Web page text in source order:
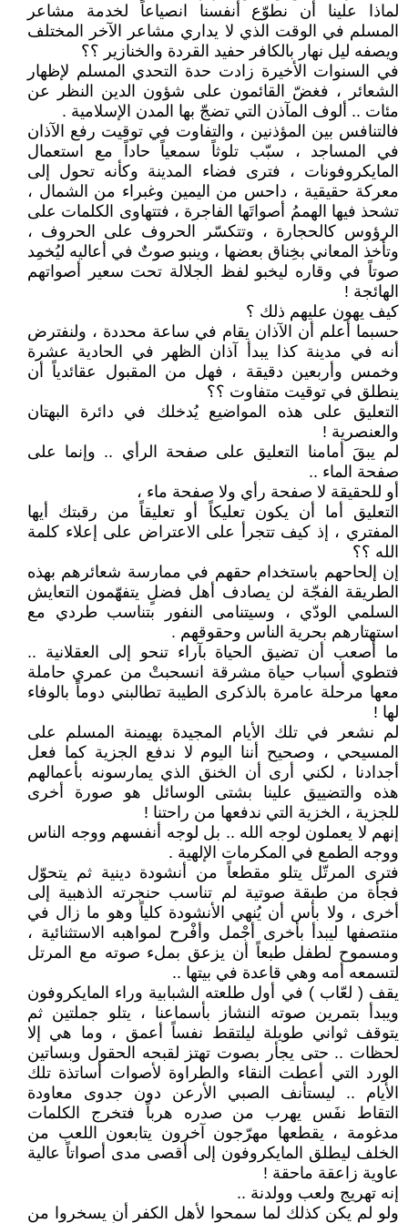
لماذا علينا أن نطوّع أنفسنا انصياعاً لخدمة مشاعر
المسلم في الوقت الذي لا يداري مشاعر الآخر المختلف
ويصفه ليل نهار بالكافر حفيد القردة والخنازير ؟؟
في السنوات الأخيرة زادت حدة التحدي المسلم لإظهار
الشعائر ، فغضّ القائمون على شؤون الدين النظر عن
مئات .. ألوف المآذن التي تضجّ بها المدن الإسلامية .
فالتنافس بين المؤذنين ، والتفاوت في توقيت رفع الآذان
في المساجد ، سبّب تلوثاً سمعياً حاداً مع استعمال
المايكروفونات ، فترى فضاء المدينة وكأنه تحول إلى
معركة حقيقية ، داحس من اليمين وغبراء من الشمال ،
تشحذ فيها الهممُ أصواتَها الفاجرة ، فتتهاوى الكلمات على
الرؤوس كالحجارة ، وتتكسّر الحروف على الحروف ،
وتأخذ المعاني بخِناق بعضها ، وينبو صوتٌ في أعاليه ليُخمِد
صوتاً في وقاره ليخبو لفظ الجلالة تحت سعير أصواتهم
الهائجة !
كيف يهون عليهم ذلك ؟
حسبما أعلم أن الآذان يقام في ساعة محددة ، ولنفترض
أنه في مدينة كذا يبدأ آذان الظهر في الحادية عشرة
وخمس وأربعين دقيقة ، فهل من المقبول عقائدياً أن
ينطلق في توقيت متفاوت ؟؟
التعليق على هذه المواضيع يُدخلك في دائرة البهتان
والعنصرية !
لم يبقَ أمامنا التعليق على صفحة الرأي .. وإنما على
صفحة الماء ..
أو للحقيقة لا صفحة رأي ولا صفحة ماء ،
التعليق أما أن يكون تعليكاً أو تعليقاً من رقبتك أيها
المفتري ، إذ كيف تتجرأ على الاعتراض على إعلاء كلمة
الله ؟؟
إن إلحاحهم باستخدام حقهم في ممارسة شعائرهم بهذه
الطريقة الفجّة لن يصادف أهل فضلٍ يتفهّمون التعايش
السلمي الودّي ، وسيتنامى النفور بتناسب طردي مع
استهتارهم بحرية الناس وحقوقهم .
ما أصعب أن تضيق الحياة بآراء تنحو إلى العقلانية ..
فتطوي أسباب حياة مشرقة انسحبتْ من عمري حاملة
معها مرحلة عامرة بالذكرى الطيبة تطالبني دوماً بالوفاء
لها !
لم نشعر في تلك الأيام المجيدة بهيمنة المسلم على
المسيحي ، وصحيح أننا اليوم لا ندفع الجزية كما فعل
أجدادنا ، لكني أرى أن الخنق الذي يمارسونه بأعمالهم
هذه والتضييق علينا بشتى الوسائل هو صورة أخرى
للجزية ، الخزية التي ندفعها من راحتنا !
إنهم لا يعملون لوجه الله .. بل لوجه أنفسهم ووجه الناس
ووجه الطمع في المكرمات الإلهية .
فترى المرتّل يتلو مقطعاً من أنشودة دينية ثم يتحوّل
فجأة من طبقة صوتية لم تناسب حنجرته الذهبية إلى
أخرى ، ولا بأس أن يُنهي الأنشودة كلياً وهو ما زال في
منتصفها ليبدأ بأخرى أجْمل وأفْرح لمواهبه الاستثنائية ،
ومسموح لطفل طبعاً أن يزعق بملء صوته مع المرتل
لتسمعه أمه وهي قاعدة في بيتها ..
يقف ( لعّاب ) في أول طلعته الشبابية وراء المايكروفون
ويبدأ بتمرين صوته النشاز بأسماعنا ، يتلو جملتين ثم
يتوقف ثواني طويلة ليلتقط نفساً أعمق ، وما هي إلا
لحظات .. حتى يجأر بصوت تهتز لقبحه الحقول وبساتين
الورد التي أعطت النقاء والطراوة لأصوات أساتذة تلك
الأيام .. ليستأنف الصبي الأرعن دون جدوى معاودة
التقاط نفَس يهرب من صدره هرباً فتخرج الكلمات
مدغومة ، يقطعها مهرّجون آخرون يتابعون اللعب من
الخلف ليطلق المايكروفون إلى أقصى مدى أصواتاً عالية
عاوية زاعقة ماحقة !
إنه تهريج ولعب وولدنة ..
ولو لم يكن كذلك لما سمحوا لأهل الكفر أن يسخروا من